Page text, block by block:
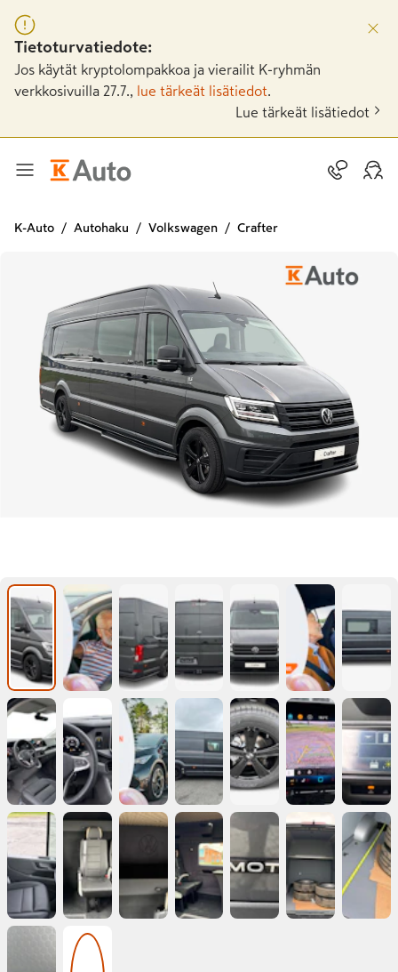
Tietoturvatiedote:
Jos käytät kryptolompakkoa ja vierailit K-ryhmän
verkkosivuilla 27.7.,
lue tärkeät lisätiedot
Lue tärkeät lisätiedot
K-Auto Autohaku Volkswagen Crafter